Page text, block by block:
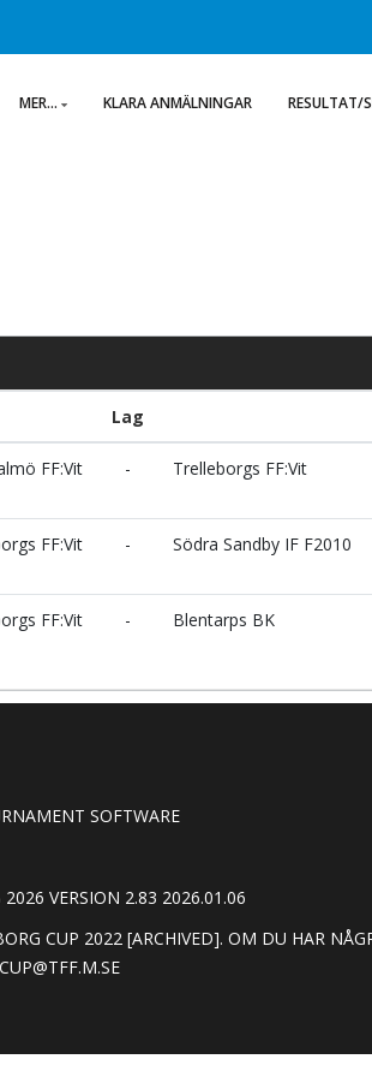
MER... KLARA ANMÄLNINGAR RESULTAT/
Lag
FF:Vit - Trelleborgs FF:Vit
FF:Vit - Södra Sandby IF F2010
FF:Vit - Blentarps BK
SOFTWARE
VERSION 2.83 2026.01.06
CUP 2022 [ARCHIVED]. OM DU HAR